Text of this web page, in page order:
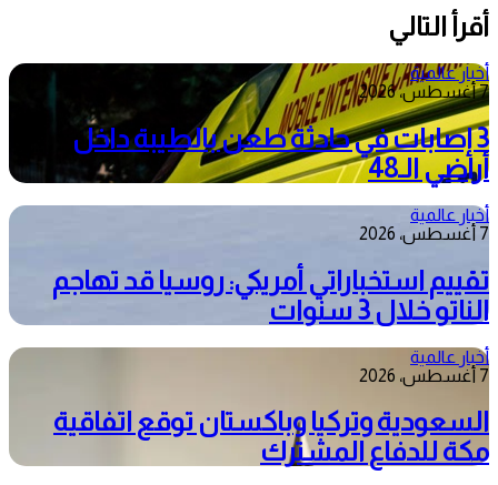
أقرأ التالي
أخبار عالمية
7 أغسطس، 2026
3 إصابات في حادثة طعن بالطيبة داخل
أراضي الـ48
أخبار عالمية
7 أغسطس، 2026
تقييم استخباراتي أمريكي: روسيا قد تهاجم
الناتو خلال 3 سنوات
أخبار عالمية
7 أغسطس، 2026
السعودية وتركيا وباكستان توقع اتفاقية
مكة للدفاع المشترك